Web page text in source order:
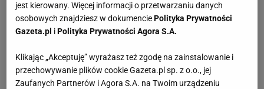
Wiśniowe czółenka to hit jesiennej garderoby.
CCC przecenia je o 90 zł
Wsyp do pralki zamiast płynu. Ręczniki
odzyskają miękkość
jest kierowany. Więcej informacji o przetwarzaniu danych
osobowych znajdziesz w dokumenciePolityka Prywatności
Gazeta.pl iPolityka Prywatności Agora S.A.
Klikając „Akceptuję” wyrażasz też zgodę na zainstalowanie i
przechowywanie plików cookie Gazeta.pl sp. z o.o., jej
Zaufanych Partnerów i Agora S.A. na Twoim urządzeniu